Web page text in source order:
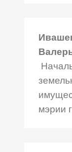
мэрии